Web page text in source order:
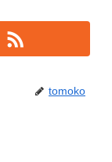
tomoko